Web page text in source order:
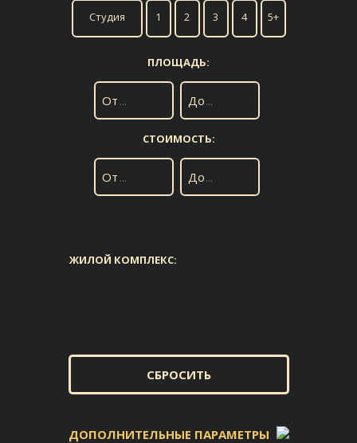
Студия 1 2 3 4 5+
ПЛОЩАДЬ:
От До
СТОИМОСТЬ:
От До
ЖИЛОЙ КОМПЛЕКС:
СБРОСИТЬ
ДОПОЛНИТЕЛЬНЫЕ ПАРАМЕТРЫ